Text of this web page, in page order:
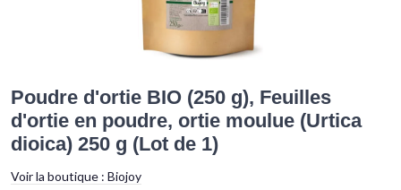
Poudre d'ortie BIO (250 g), Feuilles
d'ortie en poudre, ortie moulue (Urtica
dioica) 250 g (Lot de 1)
Voir la boutique : Biojoy